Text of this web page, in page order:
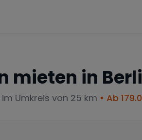
mieten in
Umkreis von 25 km • Ab